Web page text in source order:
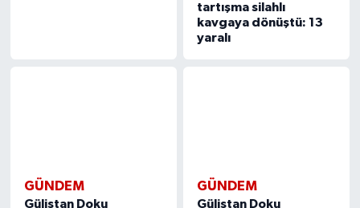
tartışma silahlı
kavgaya dönüştü: 13
yaralı
GÜNDEM
Gülistan Doku
GÜNDEM
Gülistan Doku